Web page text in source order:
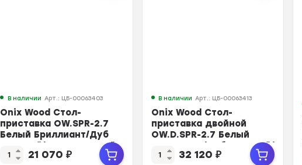
В наличии Арт.: ЦБ-00063403
Onix Wood Стол-
приставка OW.SPR-2.7
Белый Бриллиант/Дуб
Светлый/Металл Белый
...
21 070 ₽
В наличии Арт.: ЦБ-00063413
Onix Wood Стол-
приставка двойной
OW.D.SPR-2.7 Белый
Бриллиант/Дуб Светлый/
Мет... 32 120₽